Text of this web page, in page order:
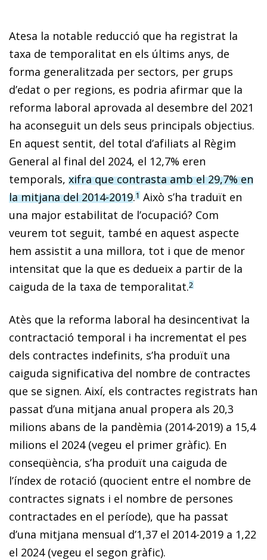
Atesa la notable reducció que ha registrat la
taxa de temporalitat en els últims anys, de
forma generalitzada per sectors, per grups
d’edat o per regions, es podria afirmar que la
reforma laboral aprovada al desembre del 2021
ha aconseguit un dels seus principals objectius.
En aquest sentit, del total d’afiliats al Règim
General al final del 2024, el 12,7% eren
temporals, xifra que contrasta amb el 29,7% en
la mitjana del 2014-2019.1 Això s’ha traduït en
una major estabilitat de l’ocupació? Com
veurem tot seguit, també en aquest aspecte
hem assistit a una millora, tot i que de menor
intensitat que la que es dedueix a partir de la
caiguda de la taxa de temporalitat.2
Atès que la reforma laboral ha desincentivat la
contractació temporal i ha incrementat el pes
dels contractes indefinits, s’ha produït una
caiguda significativa del nombre de contractes
que se signen. Així, els contractes registrats han
passat d’una mitjana anual propera als 20,3
milions abans de la pandèmia (2014-2019) a 15,4
milions el 2024 (vegeu el primer gràfic). En
conseqüència, s’ha produït una caiguda de
l’índex de rotació (quocient entre el nombre de
contractes signats i el nombre de persones
contractades en el període), que ha passat
d’una mitjana mensual d’1,37 el 2014-2019 a 1,22
el 2024 (vegeu el segon gràfic).